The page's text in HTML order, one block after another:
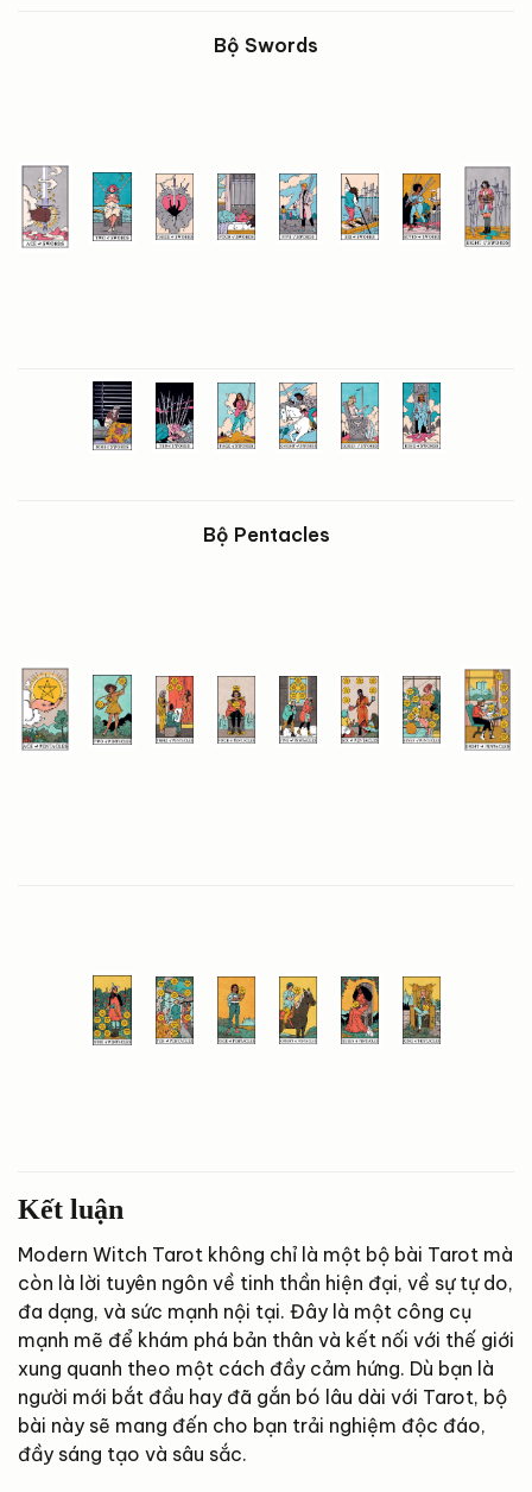
Bộ Swords
Bộ Pentacles
Kết luận
Modern Witch Tarot không chỉ là một bộ bài Tarot mà
còn là lời tuyên ngôn về tinh thần hiện đại, về sự tự do,
đa dạng, và sức mạnh nội tại. Đây là một công cụ
mạnh mẽ để khám phá bản thân và kết nối với thế giới
xung quanh theo một cách đầy cảm hứng. Dù bạn là
người mới bắt đầu hay đã gắn bó lâu dài với Tarot, bộ
bài này sẽ mang đến cho bạn trải nghiệm độc đáo,
đầy sáng tạo và sâu sắc.